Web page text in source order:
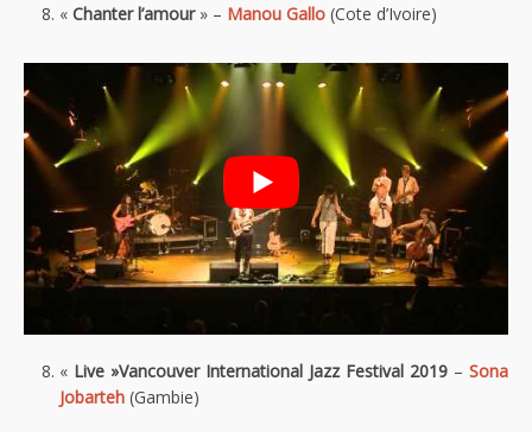
« Chanter l’amour» – Manou Gallo (Cote d’Ivoire)
« Live »Vancouver International Jazz Festival 2019 – Sona
Jobarteh (Gambie)